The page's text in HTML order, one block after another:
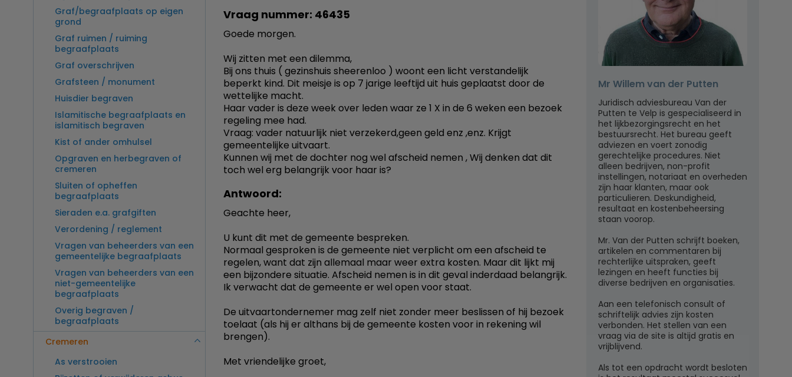
Graf/begraafplaats op eigen
grond
Graf ruimen / ruiming
begraafplaats
Graf overschrijven
Grafsteen / monument
Huisdier begraven
Islamitische begraafplaats en
islamitisch begraven
Kist of ander omhulsel
Opgraven en herbegraven of
cremeren
Sluiten of opheffen
begraafplaats
Sieraden e.a. grafgiften
Verordening / reglement
Vragen van beheerders van een
gemeentelijke begraafplaats
Vragen van beheerders van een
niet-gemeentelijke
begraafplaats
Overig begraven /
begraafplaats
Cremeren
As verstrooien
Vraag nummer: 46435
Goede morgen.
Wij zitten met een dilemma,
Bij ons thuis ( gezinshuis sheerenloo ) woont een licht verstandelijk
beperkt kind. Dit meisje is op 7 jarige leeftijd uit huis geplaatst door de
wettelijke macht.
Haar vader is deze week over leden waar ze 1 X in de 6 weken een bezoek
regeling mee had.
Vraag: vader natuurlijk niet verzekerd,geen geld enz ,enz. Krijgt
gemeentelijke uitvaart.
Kunnen wij met de dochter nog wel afscheid nemen , Wij denken dat dit
toch wel erg belangrijk voor haar is?
Antwoord:
Geachte heer,
U kunt dit met de gemeente bespreken.
Normaal gesproken is de gemeente niet verplicht om een afscheid te
regelen, want dat zijn allemaal maar weer extra kosten. Maar dit lijkt mij
een bijzondere situatie. Afscheid nemen is in dit geval inderdaad belangrijk.
Ik verwacht dat de gemeente er wel open voor staat.
De uitvaartondernemer mag zelf niet zonder meer beslissen of hij bezoek
toelaat (als hij er althans bij de gemeente kosten voor in rekening wil
brengen).
Met vriendelijke groet,
Mr Willem van der Putten
Juridisch adviesbureau Van der
Putten te Velp is gespecialiseerd in
het lijkbezorgingsrecht en het
bestuursrecht. Het bureau geeft
adviezen en voert zonodig
gerechtelijke procedures. Niet
alleen bedrijven, non-profit
instellingen, notariaat en overheden
zijn haar klanten, maar ook
particulieren. Deskundigheid,
resultaat en kostenbeheersing
staan voorop.
Mr. Van der Putten schrijft boeken,
artikelen en commentaren bij
rechterlijke uitspraken, geeft
lezingen en heeft functies bij
diverse bedrijven en organisaties.
Aan een telefonisch consult of
schriftelijk advies zijn kosten
verbonden. Het stellen van een
vraag via de site is altijd gratis en
vrijblijvend.
Als tot een opdracht wordt besloten